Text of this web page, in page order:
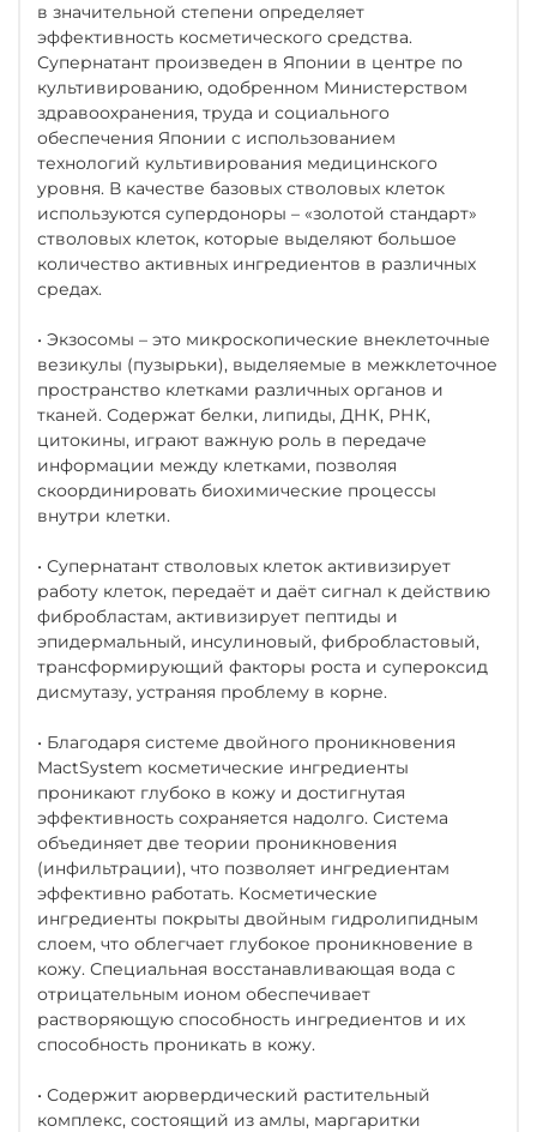
в значительной степени определяет
эффективность косметического средства.
Супернатант произведен в Японии в центре по
культивированию, одобренном Министерством
здравоохранения, труда и социального
обеспечения Японии с использованием
технологий культивирования медицинского
уровня. В качестве базовых стволовых клеток
используются супердоноры – «золотой стандарт»
стволовых клеток, которые выделяют большое
количество активных ингредиентов в различных
средах.
• Экзосомы – это микроскопические внеклеточные
везикулы (пузырьки), выделяемые в межклеточное
пространство клетками различных органов и
тканей. Содержат белки, липиды, ДНК, РНК,
цитокины, играют важную роль в передаче
информации между клетками, позволяя
скоординировать биохимические процессы
внутри клетки.
• Супернатант стволовых клеток активизирует
работу клеток, передаёт и даёт сигнал к действию
фибробластам, активизирует пептиды и
эпидермальный, инсулиновый, фибробластовый,
трансформирующий факторы роста и супероксид
дисмутазу, устраняя проблему в корне.
• Благодаря системе двойного проникновения
MactSystem косметические ингредиенты
проникают глубоко в кожу и достигнутая
эффективность сохраняется надолго. Система
объединяет две теории проникновения
(инфильтрации), что позволяет ингредиентам
эффективно работать. Косметические
ингредиенты покрыты двойным гидролипидным
слоем, что облегчает глубокое проникновение в
кожу. Специальная восстанавливающая вода с
отрицательным ионом обеспечивает
растворяющую способность ингредиентов и их
способность проникать в кожу.
• Содержит аюрвердический растительный
комплекс, состоящий из амлы, маргаритки